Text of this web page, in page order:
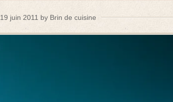
19 juin 2011 by Brin de cuisine